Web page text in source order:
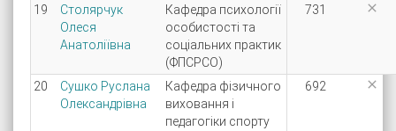
19
Столярчук
Олеся
Анатоліївна
Кафедра психології
особистості та
соціальних практик
(ФПСРСО)
731 
20
Сушко Руслана
Олександрівна
Кафедра фізичного
виховання і
педагогіки спорту
692 